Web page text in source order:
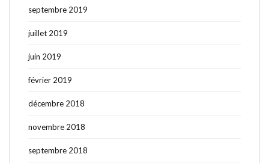
septembre 2019
juillet 2019
juin 2019
février 2019
décembre 2018
novembre 2018
septembre 2018